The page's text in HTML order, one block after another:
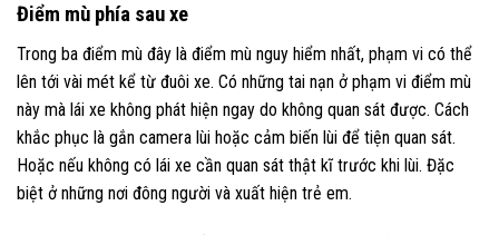
Điểm mù phía sau xe
Trong ba điểm mù đây là điểm mù nguy hiểm nhất, phạm vi có thể
lên tới vài mét kể từ đuôi xe. Có những tai nạn ở phạm vi điểm mù
này mà lái xe không phát hiện ngay do không quan sát được. Cách
khắc phục là gắn camera lùi hoặc cảm biến lùi để tiện quan sát.
Hoặc nếu không có lái xe cần quan sát thật kĩ trước khi lùi. Đặc
biệt ở những nơi đông người và xuất hiện trẻ em.